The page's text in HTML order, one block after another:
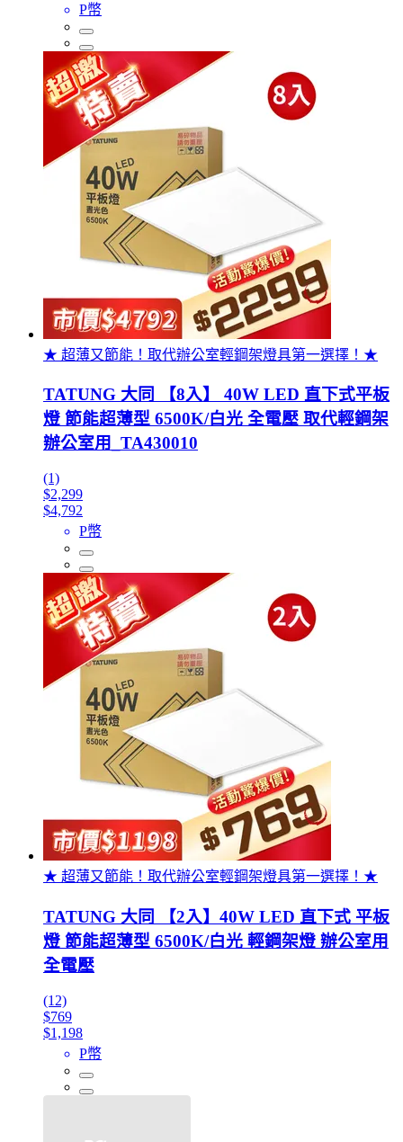
P幣
★ 超薄又節能！取代辦公室輕鋼架燈具第一選擇！★
TATUNG 大同 【8入】 40W LED 直下式平板
燈 節能超薄型 6500K/白光 全電壓 取代輕鋼架
辦公室用_TA430010
(1)
$2,299
$4,792
P幣
★ 超薄又節能！取代辦公室輕鋼架燈具第一選擇！★
TATUNG 大同 【2入】40W LED 直下式 平板
燈 節能超薄型 6500K/白光 輕鋼架燈 辦公室用
全電壓
(12)
$769
$1,198
P幣